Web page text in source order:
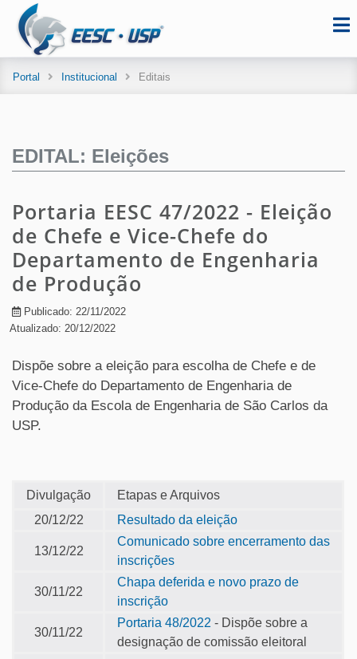
Portal Institucional Editais
EDITAL: Eleições
Portaria EESC 47/2022 - Eleição
de Chefe e Vice-Chefe do
Departamento de Engenharia
de Produção
Publicado: 22/11/2022
Atualizado: 20/12/2022
Dispõe sobre a eleição para escolha de Chefe e de
Vice-Chefe do Departamento de Engenharia de
Produção da Escola de Engenharia de São Carlos da
USP.
Divulgação
Etapas e Arquivos
20/12/22
Resultado da eleição
13/12/22
Comunicado sobre encerramento das
inscrições
30/11/22
Chapa deferida e novo prazo de
inscrição
30/11/22
Portaria 48/2022 - Dispõe sobre a
designação de comissão eleitoral